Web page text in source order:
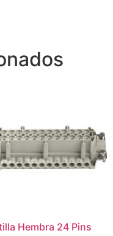
Hembra 24 Pins